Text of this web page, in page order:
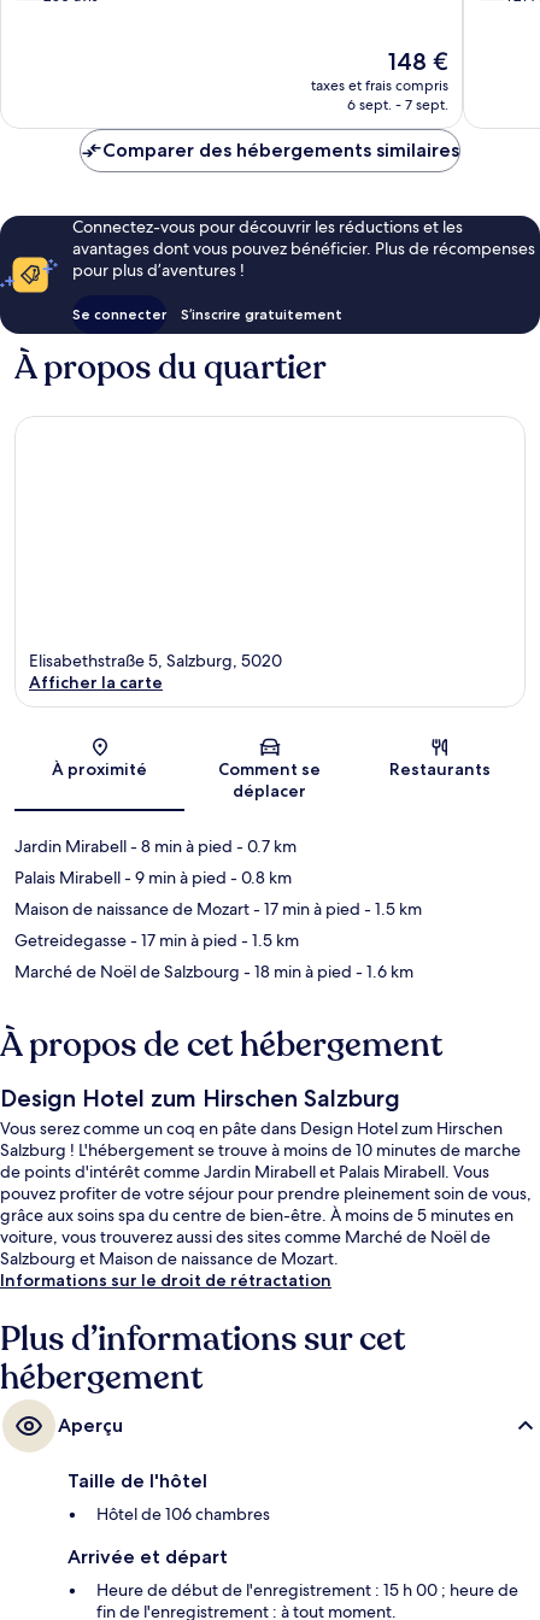
Le
nouveau
prix
de
148 €
taxes et frais compris
6 sept. - 7 sept.
Comparer des hébergements similaires
Connectez-vous pour découvrir les réductions et les
avantages dont vous pouvez bénéficier. Plus de récompenses
pour plus d’aventures !
Se connecter S’inscrire gratuitement
À propos du quartier
Carte
Elisabethstraße 5, Salzburg, 5020
Afficher la carte
À proximité
Comment se
déplacer
Restaurants
Jardin Mirabell- 8 min à pied - 0.7 km
Palais Mirabell- 9 min à pied - 0.8 km
Maison de naissance de Mozart- 17 min à pied - 1.5 km
Getreidegasse- 17 min à pied - 1.5 km
Marché de Noël de Salzbourg - 18 min à pied - 1.6 km
À propos de cet hébergement
Design Hotel zum Hirschen Salzburg
Vous serez comme un coq en pâte dans Design Hotel zum Hirschen
Salzburg ! L'hébergement se trouve à moins de 10 minutes de marche
de points d'intérêt comme Jardin Mirabell et Palais Mirabell. Vous
pouvez profiter de votre séjour pour prendre pleinement soin de vous,
grâce aux soins spa du centre de bien-être. À moins de 5 minutes en
voiture, vous trouverez aussi des sites comme Marché de Noël de
Salzbourg et Maison de naissance de Mozart.
Informations sur le droit de rétractation
Plus d’informations sur cet
hébergement
Aperçu
Taille de l'hôtel
Hôtel de 106 chambres
Arrivée et départ
Heure de début de l'enregistrement : 15 h 00 ; heure de
fin de l'enregistrement : à tout moment.